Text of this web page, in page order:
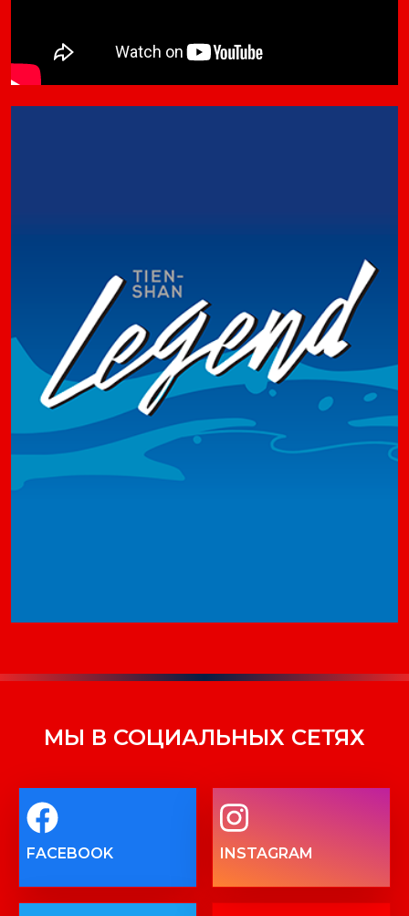
МЫ В СОЦИАЛЬНЫХ СЕТЯХ
FACEBOOK INSTAGRAM